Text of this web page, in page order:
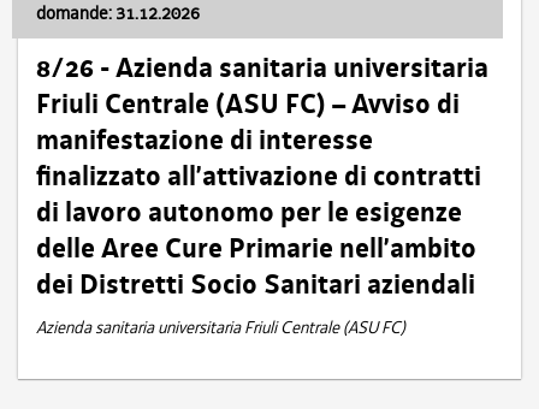
domande: 31.12.2026
8/26 - Azienda sanitaria universitaria
Friuli Centrale (ASU FC) – Avviso di
manifestazione di interesse
finalizzato all’attivazione di contratti
di lavoro autonomo per le esigenze
delle Aree Cure Primarie nell’ambito
dei Distretti Socio Sanitari aziendali
Azienda sanitaria universitaria Friuli Centrale (ASU FC)